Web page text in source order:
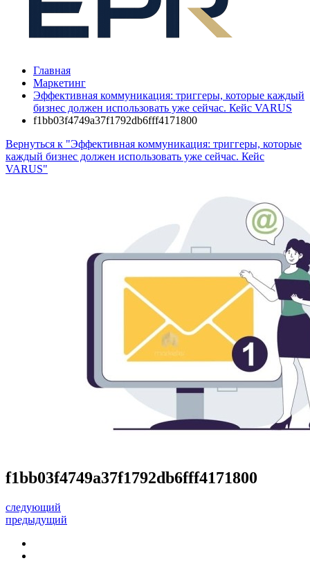
Главная
Маркетинг
Эффективная коммуникация: триггеры, которые каждый
бизнес должен использовать уже сейчас. Кейс VARUS
f1bb03f4749a37f1792db6fff4171800
Вернуться к "Эффективная коммуникация: триггеры, которые
каждый бизнес должен использовать уже сейчас. Кейс
VARUS"
f1bb03f4749a37f1792db6fff4171800
следующий
предыдущий